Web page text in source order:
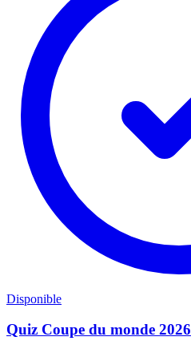
Disponible
Quiz Coupe du monde 2026